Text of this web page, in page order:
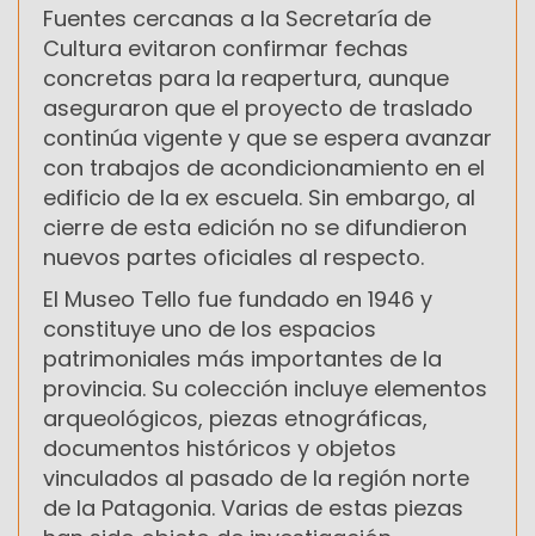
Fuentes cercanas a la Secretaría de
Cultura evitaron confirmar fechas
concretas para la reapertura, aunque
aseguraron que el proyecto de traslado
continúa vigente y que se espera avanzar
con trabajos de acondicionamiento en el
edificio de la ex escuela. Sin embargo, al
cierre de esta edición no se difundieron
nuevos partes oficiales al respecto.
El Museo Tello fue fundado en 1946 y
constituye uno de los espacios
patrimoniales más importantes de la
provincia. Su colección incluye elementos
arqueológicos, piezas etnográficas,
documentos históricos y objetos
vinculados al pasado de la región norte
de la Patagonia. Varias de estas piezas